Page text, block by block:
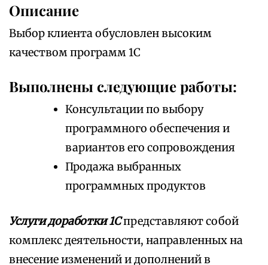
Описание
Выбор клиента обусловлен высоким
качеством программ 1С
Выполнены следующие работы:
Консультации по выбору
программного обеспечения и
вариантов его сопровождения
Продажа выбранных
программных продуктов
Услуги доработки 1Спредставляют собой
комплекс деятельности, направленных на
внесение изменений и дополнений в